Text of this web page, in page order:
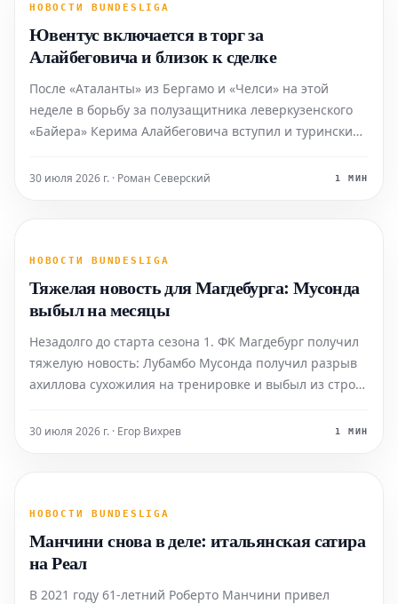
НОВОСТИ BUNDESLIGA
Ювентус включается в торг за
Алайбеговича и близок к сделке
После «Аталанты» из Бергамо и «Челси» на этой
неделе в борьбу за полузащитника леверкузенского
«Байера» Керима Алайбеговича вступил и туринский
трансферный пакет в размере от 35 до 40 миллионов
30 июля 2026 г. · Роман Северский 1 МИН
НОВОСТИ BUNDESLIGA
Тяжелая новость для Магдебурга: Мусонда
выбыл на месяцы
Незадолго до старта сезона 1. ФК Магдебург получил
тяжелую новость: Лубамбо Мусонда получил разрыв
ахиллова сухожилия на тренировке и выбыл из строя
30 июля 2026 г. · Егор Вихрев 1 МИН
НОВОСТИ BUNDESLIGA
Манчини снова в деле: итальянская сатира
на Реал
В 2021 году 61-летний Роберто Манчини привел